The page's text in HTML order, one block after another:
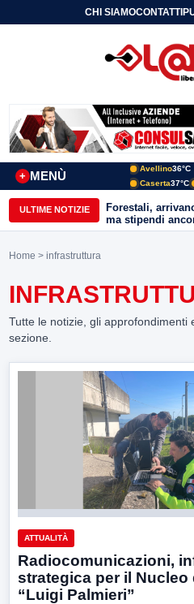
CHI SIAMOCONTATTI
MENÙ
+
Avellino36°C
Caserta37°C
ULTIME NOTIZIE
Forestali,
ma stipendi
più sostenibile”
Home > infrastruttura
Tutte le notizie, gli approfondimenti
sezione.
ATTUALITÀ
Radiocomunicazioni,
strategica per il
“Luigi Palmieri”